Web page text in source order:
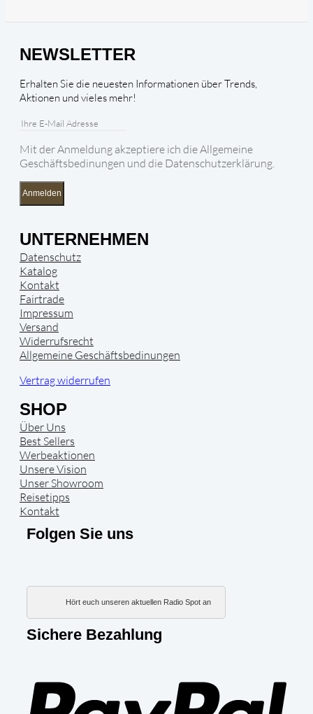
NEWSLETTER
Erhalten Sie die neuesten Informationen über Trends,
Aktionen und vieles mehr!
Mit der Anmeldung akzeptiere ich die Allgemeine
Geschäftsbedinungen und die Datenschutzerklärung.
Anmelden
UNTERNEHMEN
Datenschutz
Katalog
Kontakt
Fairtrade
Impressum
Versand
Widerrufsrecht
Allgemeine Geschäftsbedinungen
Vertrag widerrufen
SHOP
Über Uns
Best Sellers
Werbeaktionen
Unsere Vision
Unser Showroom
Reisetipps
Kontakt
Folgen Sie uns
Hört euch unseren aktuellen Radio Spot an
Sichere Bezahlung